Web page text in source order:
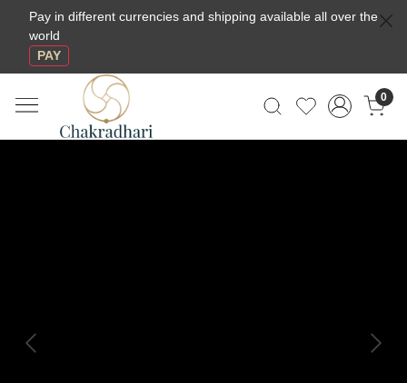
Pay in different currencies and shipping available all over the
world
PAY
0
Previous Next